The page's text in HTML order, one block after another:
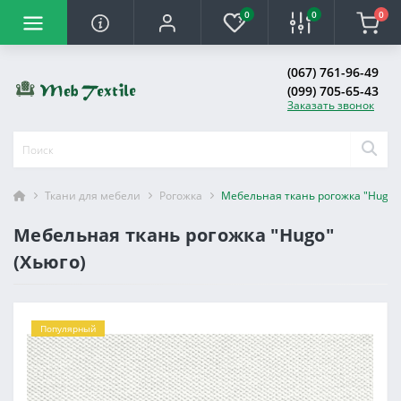
0 0 0
(067) 761-96-49
(099) 705-65-43
Заказать звонок
Ткани для мебели Рогожка Мебельная ткань рогожка
Мебельная ткань рогожка "Hugo"
(Хьюго)
Популярный